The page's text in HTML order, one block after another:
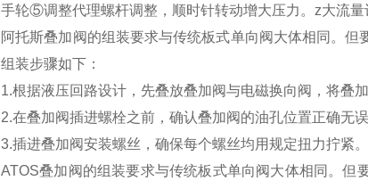
手轮⑤调整代理螺杆调整，顺时针转动增大压力。z大流量
阿托斯叠加阀的组装要求与传统板式单向阀大体相同。但
组装步骤如下：
1.根据液压回路设计，先叠放叠加阀与电磁换向阀，将叠
2.在叠加阀插进螺栓之前，确认叠加阀的油孔位置正确无
3.插进叠加阀安装螺丝，确保每个螺丝均用规定扭力拧紧。
ATOS叠加阀的组装要求与传统板式单向阀大体相同。但